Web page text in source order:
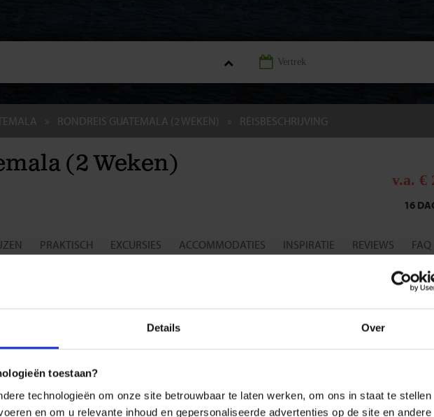
Details Over
toestaan?
technologieën om onze site betrouwbaar te laten werken, om ons in staat te stellen
en om u relevante inhoud en gepersonaliseerde advertenties op de site en andere
RONDREIS GUATEMALA (2 WEKEN) REISBESCHRIJVING
(2 Weken)
v.a. €
16
PRAKTISCH EXCURSIES ACCOMMODATIES INSPIRATIE REVIEWS FAQ
vind je een overzicht met de dag-tot-dag beschrijving van dezeRondreis Guatemala (2
standaard verlengingen van deze rondreis kun je vinden onder het tabblad ‘verlengingen’.
(in het boekingsformulier) een vrijblijvend voorstel op te vragen om een dag (of meer) op eigen
de route